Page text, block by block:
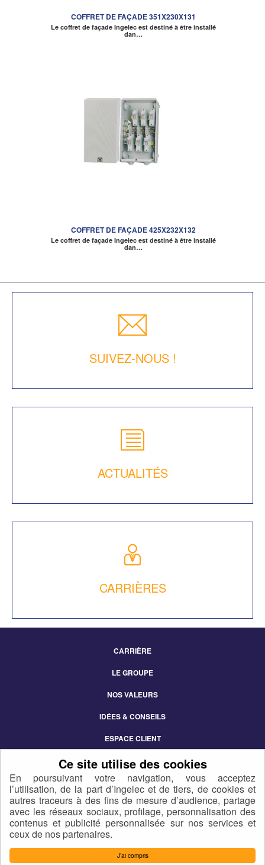
J’ai compris
En poursuivant votre navigation, vous acceptez
l’utilisation, de la part d’Ingelec et de tiers, de cookies et
autres traceurs à des fins de mesure d’audience, partage
avec les réseaux sociaux, profilage, personnalisation des
contenus et publicité personnalisée sur nos services et
ceux de nos partenaires.
COFFRET DE FAÇADE 351X230X131
Le coffret de façade Ingelec est destiné à être installé
dan…
COFFRET DE FAÇADE 425X232X132
Le coffret de façade Ingelec est destiné à être installé
dan…
SUIVEZ-NOUS !
ACTUALITÉS
CARRIÈRES
CARRIÈRE
LE GROUPE
NOS VALEURS
IDÉES & CONSEILS
ESPACE CLIENT
CONTACT
POLITIQUE DE CONFIDENTIALITÉ DES DONNÉES
2021 © INGELEC - TOUS DROITS RÉSERVÉS